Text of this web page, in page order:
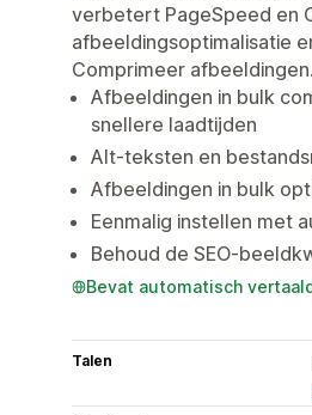
verbetert PageSpeed en
afbeeldingsoptimalisatie
Comprimeer
Afbeeldingen in bulk
snellere laadtijden
Alt-teksten en
Afbeeldingen in bulk
Eenmalig instellen met
Behoud de SEO-
Bevat automatisch
Talen